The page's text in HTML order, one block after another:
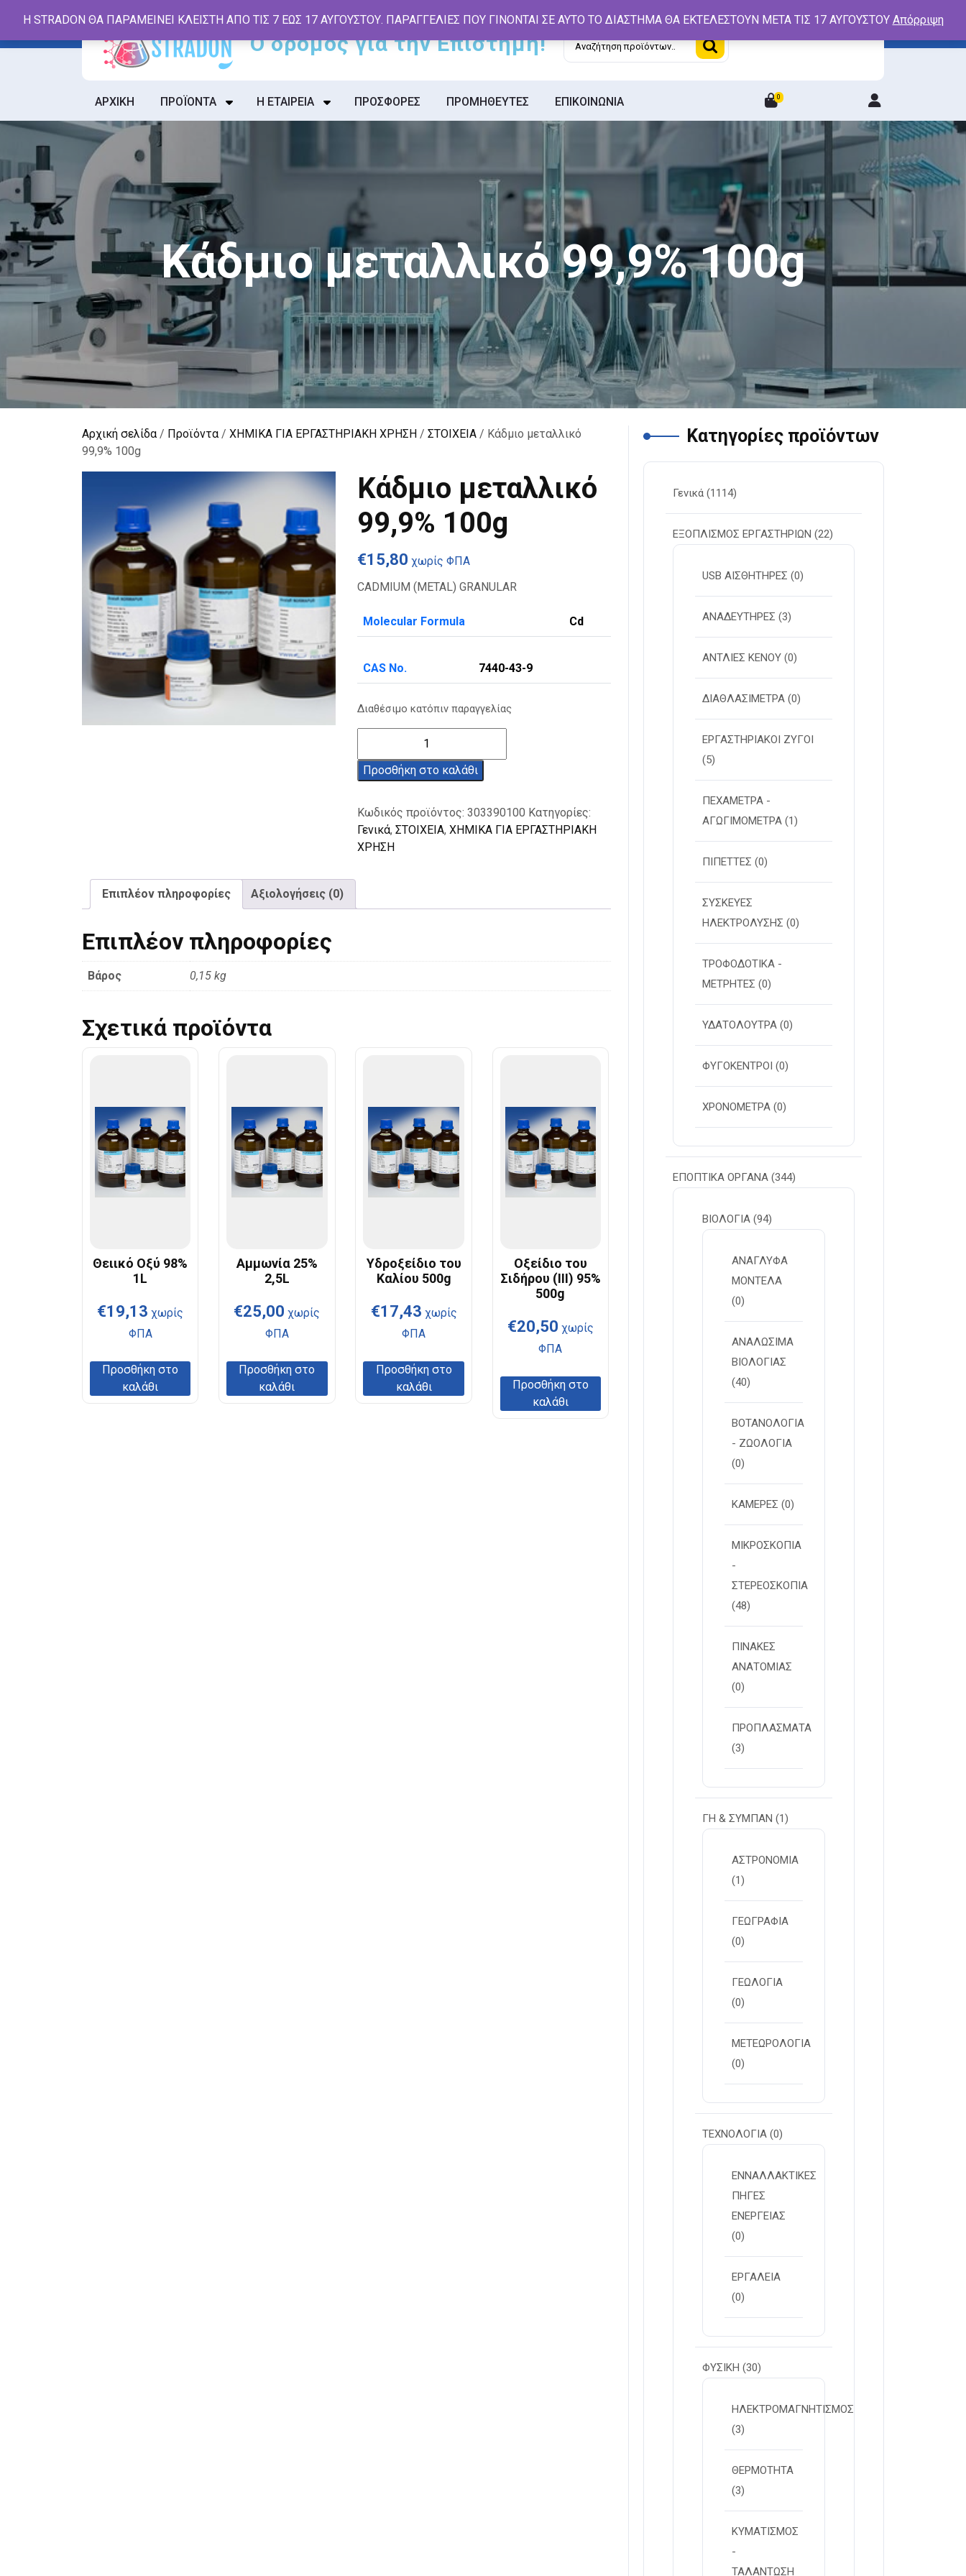
content
Αναζήτηση
ΑΡΧΙΚΗ ΠΡΟΪΟΝΤΑ Η ΕΤΑΙΡΕΙΑ ΠΡΟΣΦΟΡΕΣ ΠΡΟΜΗΘΕΥΤΕΣ ΕΠΙΚΟΙΝΩΝΙΑ 0
/
Register
Κάδμιο μεταλλικό 99,9% 100g
Αρχική σελίδα/ Προϊόντα/ ΧΗΜΙΚΑ ΓΙΑ ΕΡΓΑΣΤΗΡΙΑΚΗ ΧΡΗΣΗ / ΣΤΟΙΧΕΙΑ / Κάδμιο μεταλλικό
99,9% 100g
Κάδμιο μεταλλικό
99,9% 100g
€15,80 χωρίς ΦΠΑ
CADMIUM (METAL) GRANULAR
Molecular Formula Cd
CAS No. 7440-43-9
Διαθέσιμο κατόπιν παραγγελίας
99,9%
ποσότητα
Προσθήκη στο καλάθι
Κωδικός προϊόντος: 303390100 Κατηγορίες:
Γενικά, ΣΤΟΙΧΕΙΑ, ΧΗΜΙΚΑ ΓΙΑ ΕΡΓΑΣΤΗΡΙΑΚΗ
ΧΡΗΣΗ
Επιπλέον πληροφορίες Αξιολογήσεις (0)
Επιπλέον πληροφορίες
Βάρος 0,15 kg
Σχετικά προϊόντα
Θειικό Οξύ 98%
1L
€19,13 χωρίς
ΦΠΑ
Προσθήκη στο
καλάθι
Αμμωνία 25%
2,5L
€25,00 χωρίς
ΦΠΑ
Προσθήκη στο
καλάθι
Υδροξείδιο του
Καλίου 500g
€17,43 χωρίς
ΦΠΑ
Προσθήκη στο
καλάθι
Οξείδιο του
Σιδήρου (III) 95%
500g
€20,50 χωρίς
ΦΠΑ
Προσθήκη στο
καλάθι
Κατηγορίες προϊόντων
Γενικά (1114)
ΕΞΟΠΛΙΣΜΟΣ ΕΡΓΑΣΤΗΡΙΩΝ (22)
USB ΑΙΣΘΗΤΗΡΕΣ (0)
ΑΝΑΔΕΥΤΗΡΕΣ (3)
ΑΝΤΛΙΕΣ ΚΕΝΟΥ (0)
ΔΙΑΘΛΑΣΙΜΕΤΡΑ (0)
ΕΡΓΑΣΤΗΡΙΑΚΟΙ ΖΥΓΟΙ
(5)
ΠΕΧΑΜΕΤΡΑ -
ΑΓΩΓΙΜΟΜΕΤΡΑ (1)
ΠΙΠΕΤΤΕΣ (0)
ΣΥΣΚΕΥΕΣ
ΗΛΕΚΤΡΟΛΥΣΗΣ (0)
ΤΡΟΦΟΔΟΤΙΚΑ -
ΜΕΤΡΗΤΕΣ (0)
ΥΔΑΤΟΛΟΥΤΡΑ (0)
ΦΥΓΟΚΕΝΤΡΟΙ (0)
ΧΡΟΝΟΜΕΤΡΑ (0)
ΕΠΟΠΤΙΚΑ ΟΡΓΑΝΑ (344)
ΒΙΟΛΟΓΙΑ (94)
ΑΝΑΓΛΥΦΑ
ΜΟΝΤΕΛΑ
(0)
ΑΝΑΛΩΣΙΜΑ
ΒΙΟΛΟΓΙΑΣ
(40)
ΒΟΤΑΝΟΛΟΓΙΑ
- ΖΩΟΛΟΓΙΑ
(0)
ΚΑΜΕΡΕΣ (0)
ΜΙΚΡΟΣΚΟΠΙΑ
-
ΣΤΕΡΕOΣΚΟΠΙΑ
(48)
ΠΙΝΑΚΕΣ
ΑΝΑΤΟΜΙΑΣ
(0)
ΠΡΟΠΛΑΣΜΑΤΑ
(3)
ΓΗ & ΣΥΜΠΑΝ (1)
ΑΣΤΡΟΝΟΜΙΑ
(1)
ΓΕΩΓΡΑΦΙΑ
(0)
ΓΕΩΛΟΓΙΑ
(0)
ΜΕΤΕΩΡΟΛΟΓΙΑ
(0)
ΤΕΧΝΟΛΟΓΙΑ (0)
ΕΝΝΑΛΛΑΚΤΙΚΕΣ
ΠΗΓΕΣ
ΕΝΕΡΓΕΙΑΣ
(0)
ΕΡΓΑΛΕΙΑ
(0)
ΦΥΣΙΚΗ (30)
ΗΛΕΚΤΡΟΜΑΓΝΗΤΙΣΜΟΣ
(3)
ΘΕΡΜΟΤΗΤΑ
(3)
ΚΥΜΑΤΙΣΜΟΣ
-
ΤΑΛΑΝΤΩΣΗ
Η STRADON ΘΑ ΠΑΡΑΜΕΙΝΕΙ ΚΛΕΙΣΤΗ ΑΠΟ ΤΙΣ 7 ΕΩΣ 17 ΑΥΓΟΥΣΤΟΥ. ΠΑΡΑΓΓΕΛΙΕΣ ΠΟΥ ΓΙΝΟΝΤΑΙ ΣΕ ΑΥΤΟ ΤΟ ΔΙΑΣΤΗΜΑ ΘΑ ΕΚΤΕΛΕΣΤΟΥΝ ΜΕΤΑ ΤΙΣ 17 ΑΥΓΟΥΣΤΟΥ Απόρριψη